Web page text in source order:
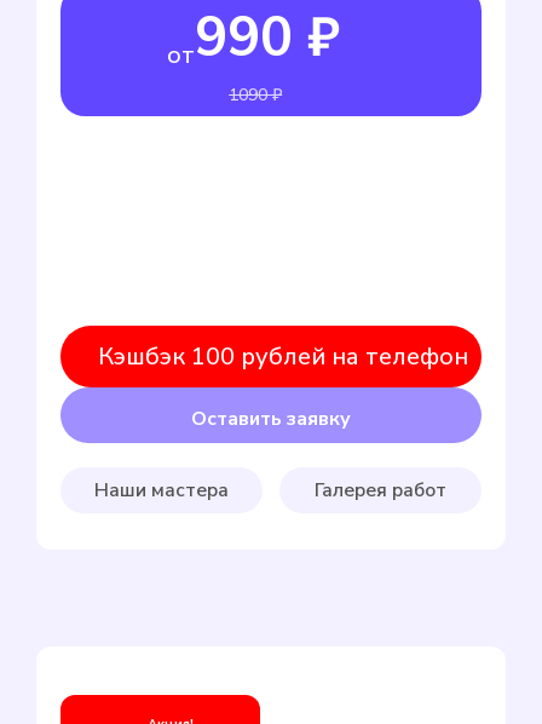
от990 ₽
1090 ₽
Кэшбэк 100 рублей на телефон
Оставить заявку
Наши мастера Галерея работ